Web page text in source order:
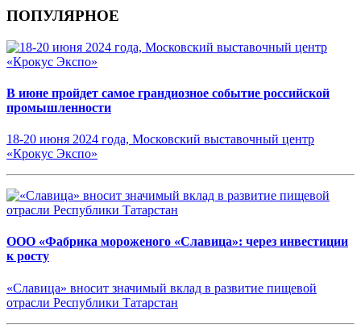
ПОПУЛЯРНОЕ
В июне пройдет самое грандиозное событие российской
промышленности
18-20 июня 2024 года, Московский выставочный центр
«Крокус Экспо»
ООО «Фабрика мороженого «Славица»: через инвестиции
к росту
«Славица» вносит значимый вклад в развитие пищевой
отрасли Республики Татарстан